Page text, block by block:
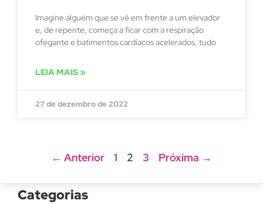
Imagine alguém que se vê em frente a um elevador
e, de repente, começa a ficar com a respiração
ofegante e batimentos cardíacos acelerados, tudo
LEIA MAIS »
27 de dezembro de 2022
← Anterior 1 2 3 Próxima →
Categorias